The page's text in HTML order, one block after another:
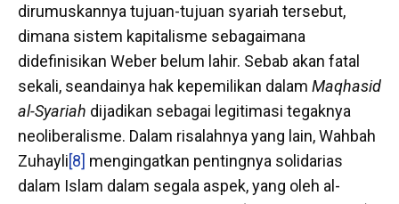
dirumuskannya tujuan-tujuan syariah tersebut,
dimana sistem kapitalisme sebagaimana
didefinisikan Weber belum lahir. Sebab akan fatal
sekali, seandainya hak kepemilikan dalam Maqhasid
al-Syariah dijadikan sebagai legitimasi tegaknya
neoliberalisme. Dalam risalahnya yang lain, Wahbah
Zuhayli[8] mengingatkan pentingnya solidarias
dalam Islam dalam segala aspek, yang oleh al-